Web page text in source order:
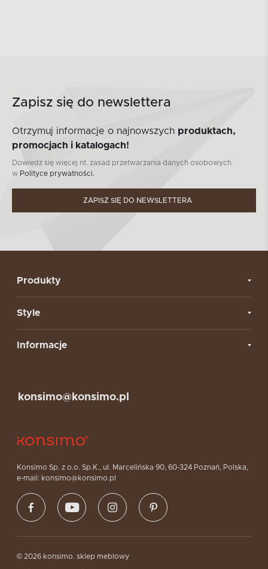
Zapisz się do newslettera
Otrzymuj informacje o najnowszych produktach,
promocjach i katalogach!
Dowiedz się więcej nt. zasad przetwarzania danych osobowych
w Polityce prywatności.
ZAPISZ SIĘ DO NEWSLETTERA
Produkty
Style
Informacje
Konsimo Sp. z o.o. Sp.K., ul. Marcelińska 90, 60-324 Poznań, Polska,
e-mail: konsimo@konsimo.pl
konsimo@konsimo.pl
© 2026 konsimo. sklep meblowy